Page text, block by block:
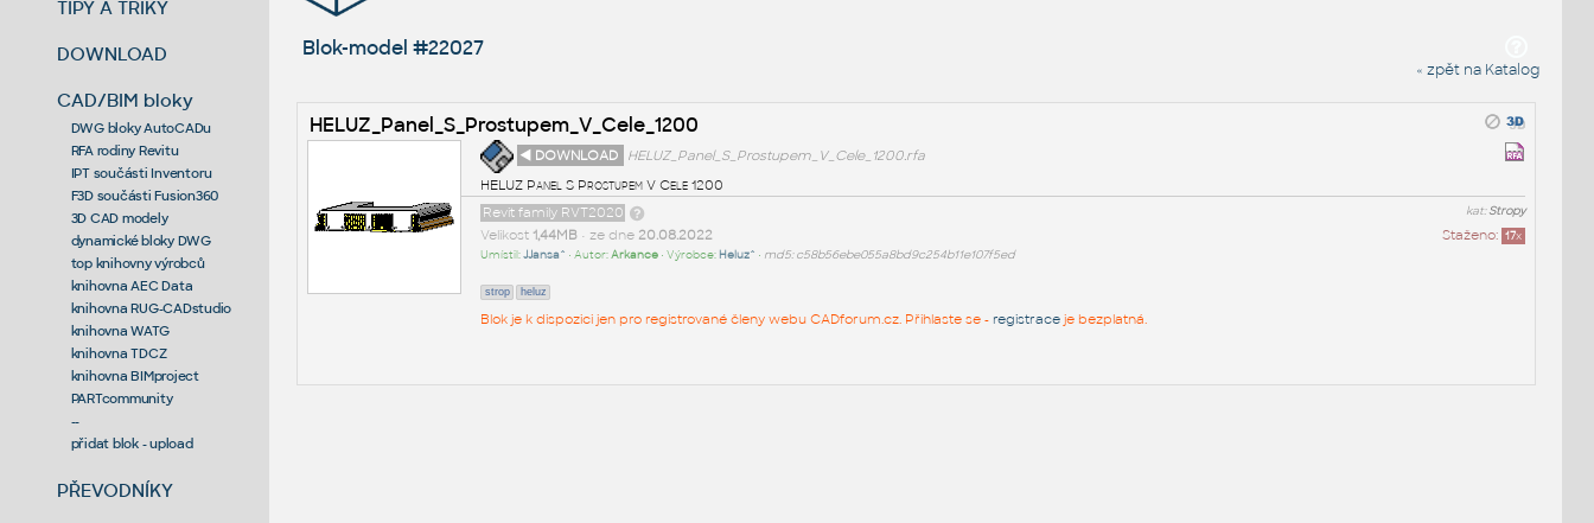
TIPY A TRIKY
DOWNLOAD
CAD/BIM bloky
DWG bloky AutoCADu
RFA rodiny Revitu
IPT součásti Inventoru
F3D součásti Fusion360
3D CAD modely
dynamické bloky DWG
top knihovny výrobců
knihovna AEC Data
knihovna RUG-CADstudio
knihovna WATG
knihovna TDCZ
knihovna BIMproject
PARTcommunity
--
přidat blok - upload
PŘEVODNÍKY
Blok-model #22027
« zpět na Katalog
HELUZ_Panel_S_Prostupem_V_Cele_1200
◄ DOWNLOAD
HELUZ_Panel_S_Prostupem_V_Cele_1200.rfa
HELUZ Panel S Prostupem V Cele 1200
kat:Stropy
Revit family RVT2020
Staženo: 17x
Velikost 1,44MB• ze dne 20.08.2022
Umístil:JJansa^ • Autor:Arkance• Výrobce: Heluz^ • md5: c58b56ebe055a8bd9c254b11e107f5ed
strop heluz
Blok je k dispozici jen pro registrované členy webu CADforum.cz. Přihlaste se - registraceje bezplatná.